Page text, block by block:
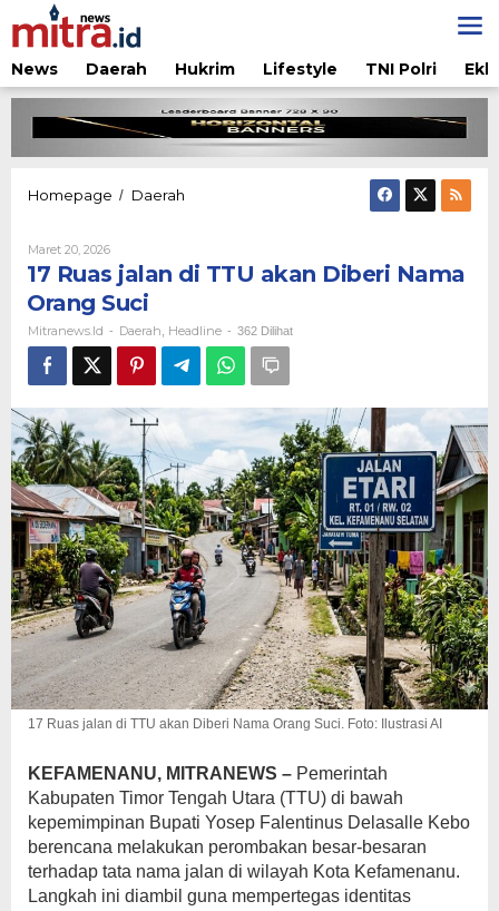
Lewati
ke
konten
News
Daerah Hukrim Lifestyle TNI Polri
Homepage / Daerah
TTU
Nama
Orang
Suci
Maret 20, 2026Oleh
Mitranews.id
17 Ruas jalan di TTU akan Diberi Nama
Orang Suci
Mitranews.id - Daerah Headline - 362 Dilihat
17 Ruas jalan di TTU akan Diberi Nama Orang Suci. Foto: Ilustrasi AI
KEFAMENANU, MITRANEWS – Pemerintah
Kabupaten Timor Tengah Utara (TTU) di bawah
kepemimpinan Bupati Yosep Falentinus Delasalle Kebo
berencana melakukan perombakan besar-besaran
terhadap tata nama jalan di wilayah Kota Kefamenanu.
Langkah ini diambil guna mempertegas identitas